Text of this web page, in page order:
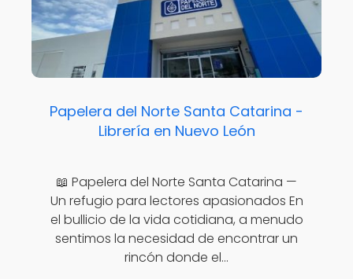
Papelera del Norte Santa Catarina -
Librería en Nuevo León
📖 Papelera del Norte Santa Catarina —
Un refugio para lectores apasionados En
el bullicio de la vida cotidiana, a menudo
sentimos la necesidad de encontrar un
rincón donde el…